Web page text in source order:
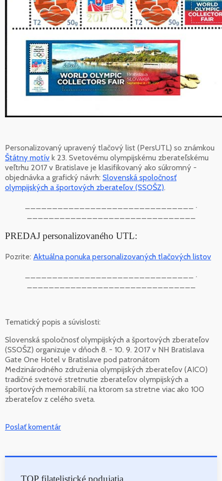
Personalizovaný upravený tlačový list (PersUTL) so známkou
Štátny motív k 23. Svetovému olympijskému zberateľskému
veľtrhu 2017 v Bratislave je klasifikovaný ako súkromný -
objednávka a grafický návrh: Slovenská spoločnosť
olympijských a športových zberateľov (SSOŠZ).
_______________________________ .
PREDAJ personalizovaného UTL:
Pozrite: Aktuálna ponuka personalizovaných tlačových listov
_______________________________ .
Tematický popis a súvislosti:
Slovenská spoločnosť olympijských a športových zberateľov
(SSOŠZ) organizuje v dňoch 8. - 10. 9. 2017 v NH Bratislava
Gate One Hotel v Bratislave pod patronátom
Medzinárodného združenia olympijských zberateľov (AICO)
tradičné svetové stretnutie zberateľov olympijských a
športových memorabílií, na ktorom sa stretne viac ako 100
zberateľov z celého sveta.
Poslať komentár
TOP filatelistické podujatia